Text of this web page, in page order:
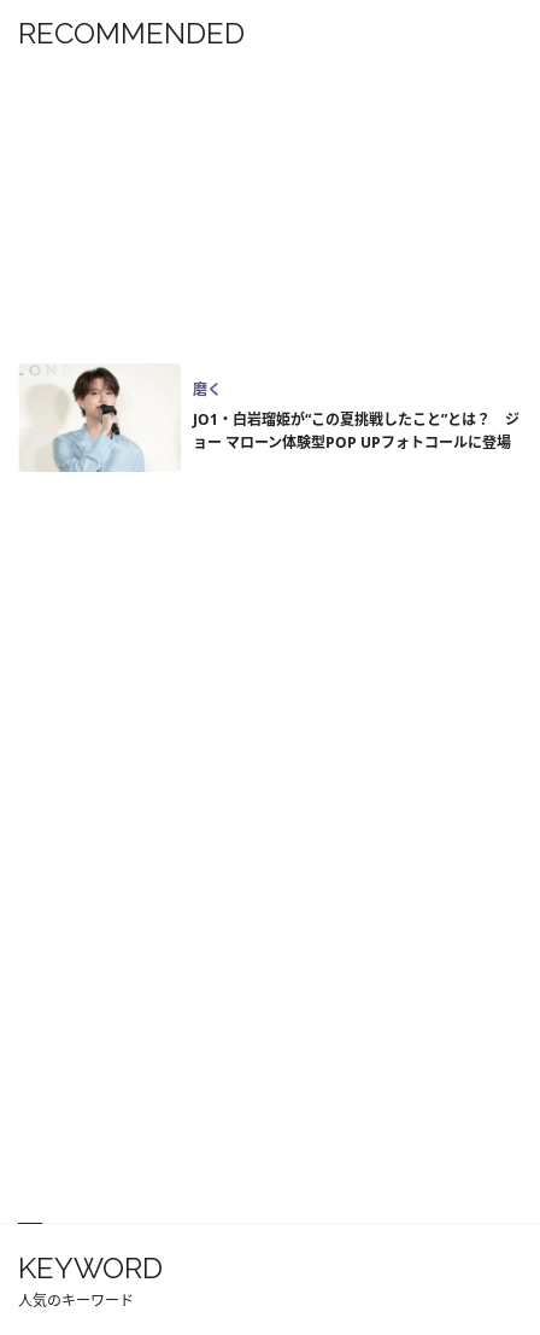
RECOMMENDED
磨く
JO1・白岩瑠姫が“この夏挑戦したこと”とは？ ジ
ョー マローン体験型POP UPフォトコールに登場
KEYWORD
人気のキーワード